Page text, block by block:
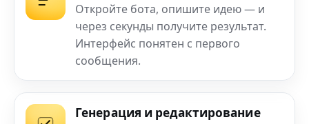
Откройте бота, опишите идею — и
через секунды получите результат.
Интерфейс понятен с первого
сообщения.
Генерация и редактирование